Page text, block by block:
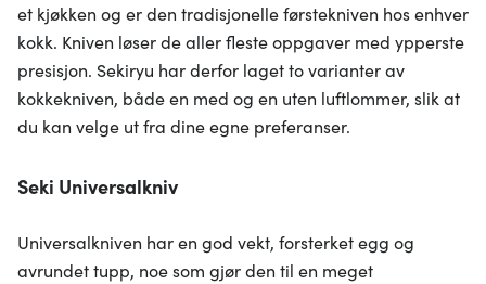
et kjøkken og er den tradisjonelle førstekniven hos enhver
kokk. Kniven løser de aller fleste oppgaver med ypperste
presisjon. Sekiryu har derfor laget to varianter av
kokkekniven, både en med og en uten luftlommer, slik at
du kan velge ut fra dine egne preferanser.
Seki Universalkniv
Universalkniven har en god vekt, forsterket egg og
avrundet tupp, noe som gjør den til en meget